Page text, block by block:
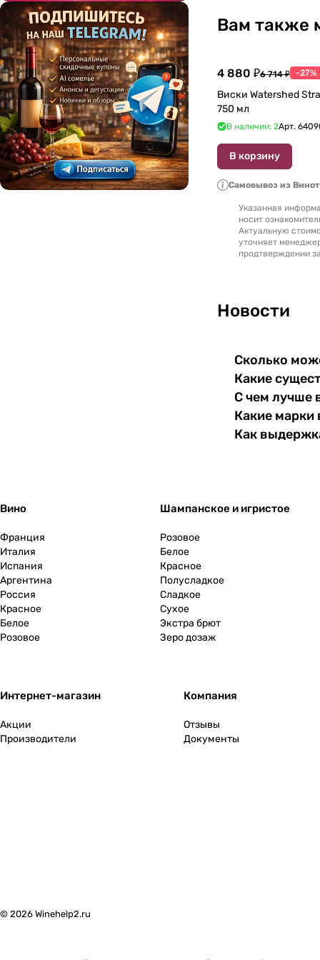
1979(
1980(3)
1986(1)
1987(1)
1988(3)
1989(2)
1990(3)
1991(4)
2005
2006
2007
2008
2011( 3 )
2012
Вам также
4 880 ₽6 714 ₽ -27%
Виски Watershed
750 мл
В наличии: 2Арт.
В корзину
Самовывоз из
Указанная
носит
Актуальную
уточняет
продтверждении
Новости
Сколько
Какие
С чем лучше
Какие марки
Как
Вино
Франция
Италия
Испания
Аргентина
Россия
Красное
Белое
Розовое
Шампанское и игристое
Розовое
Белое
Красное
Полусладкое
Сладкое
Сухое
Экстра брют
Зеро дозаж
Интернет-магазин
Акции
Производители
Компания
Отзывы
Документы
© 2026 Winehelp2.ru